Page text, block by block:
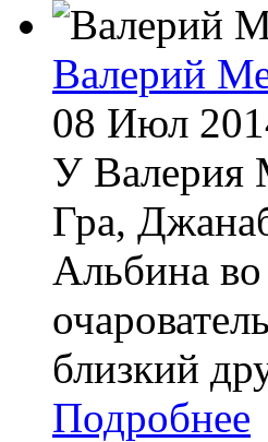
Валерий
08 Июл
У Валерия
Гра,
Альбина во
близкий
Подробнее